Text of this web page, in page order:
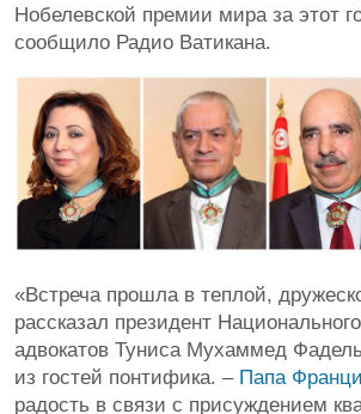
Нобелевской премии мира за этот
сообщило Радио Ватикана.
«Встреча прошла в теплой,
рассказал президент
адвокатов Туниса Мухаммед
из гостей понтифика. – Папа
радость в связи с присуждением